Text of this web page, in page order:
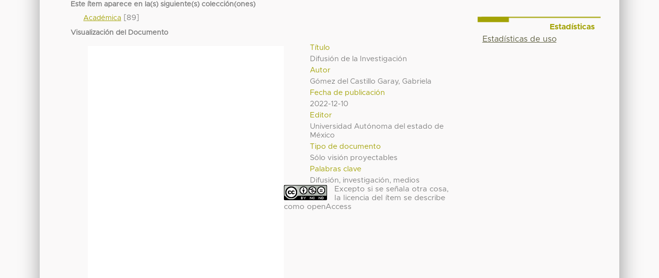
Este ítem aparece en la(s) siguiente(s) colección(ones)
Académica [89]
Visualización del Documento
Título
Difusión de la Investigación
Autor
Gómez del Castillo Garay, Gabriela
Fecha de publicación
2022-12-10
Editor
Universidad Autónoma del estado de
México
Tipo de documento
Sólo visión proyectables
Palabras clave
Difusión, investigación, medios
Excepto si se señala otra cosa,
la licencia del ítem se describe
como openAccess
Estadísticas
Estadísticas de uso